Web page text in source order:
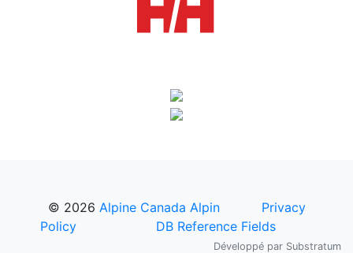
© 2026 Alpine Canada Alpin
Privacy
Policy
DB Reference Fields
Développé par Substratum